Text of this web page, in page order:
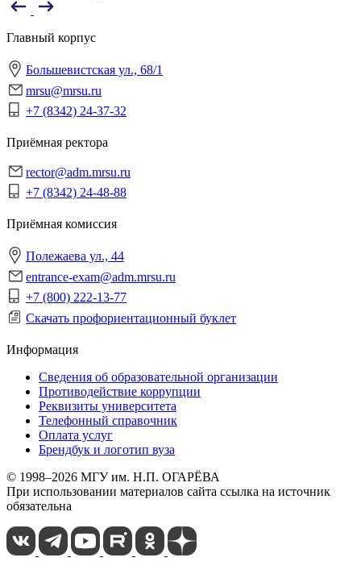
Главный корпус
Большевистская ул., 68/1
mrsu@mrsu.ru
+7 (8342) 24-37-32
Приёмная ректора
rector@adm.mrsu.ru
+7 (8342) 24-48-88
Приёмная комиссия
Полежаева ул., 44
entrance-exam@adm.mrsu.ru
+7 (800) 222-13-77
Скачать профориентационный буклет
Информация
Сведения об образовательной организации
Противодействие коррупции
Реквизиты университета
Телефонный справочник
Оплата услуг
Брендбук и логотип вуза
© 1998–2026 МГУ им. Н.П. ОГАРЁВА
При использовании материалов сайта ссылка на источник
обязательна